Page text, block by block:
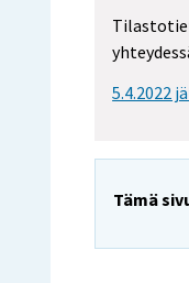
5.4.2022
Tämä